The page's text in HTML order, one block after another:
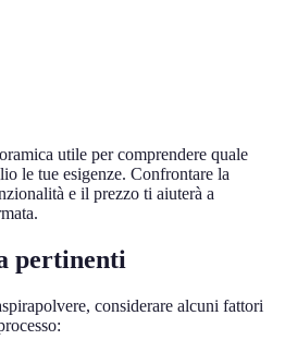
utile per comprendere quale
le tue esigenze. Confrontare la
e il prezzo ti aiuterà a
pertinenti
considerare alcuni fattori